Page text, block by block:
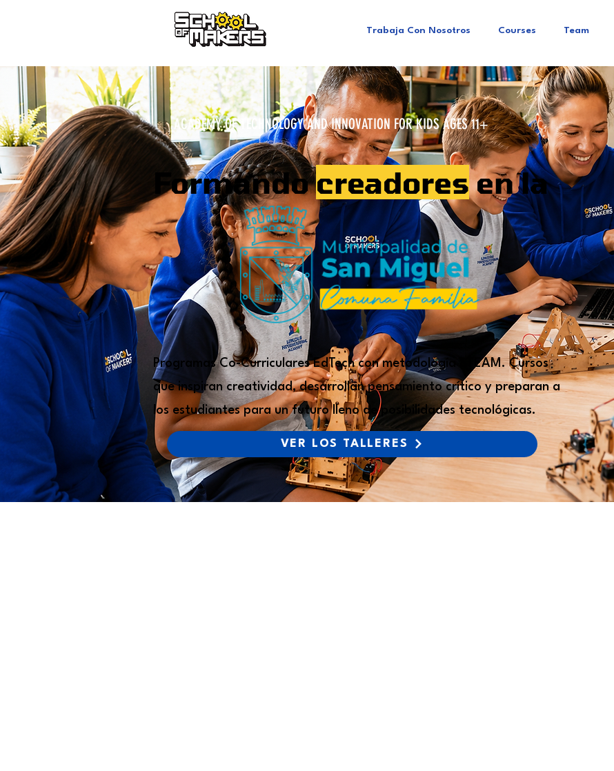
Trabaja Con Nosotros Courses Team
ACADEMY OF TECHNOLOGY AND INNOVATION FOR KIDS AGES 11+
Formandocreadoresen la
Programas Co-Curriculares EdTech con metodología STEAM.Cursos
que inspiran creatividad, desarrollan pensamiento crítico y preparan a
los estudiantes para un futuro lleno de posibilidades tecnológicas.
VER LOS TALLERES